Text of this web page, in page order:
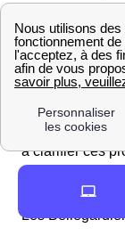
intervention
Linky est-il
Le compteur
critiqué,
pour la santé
à clarifier ces
notamment le
Les